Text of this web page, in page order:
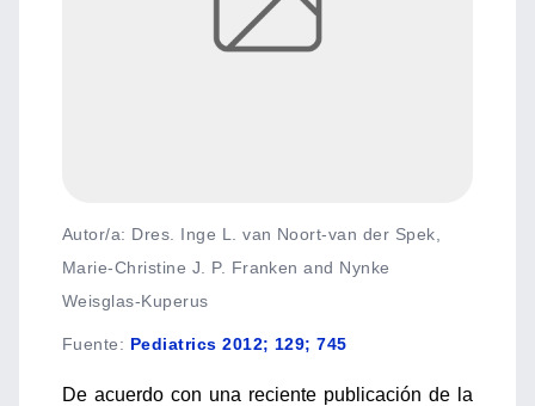
Autor/a: Dres. Inge L. van Noort-van der Spek,
Marie-Christine J. P. Franken and Nynke
Weisglas-Kuperus
Fuente: Pediatrics 2012; 129; 745
De acuerdo con una reciente publicación de la